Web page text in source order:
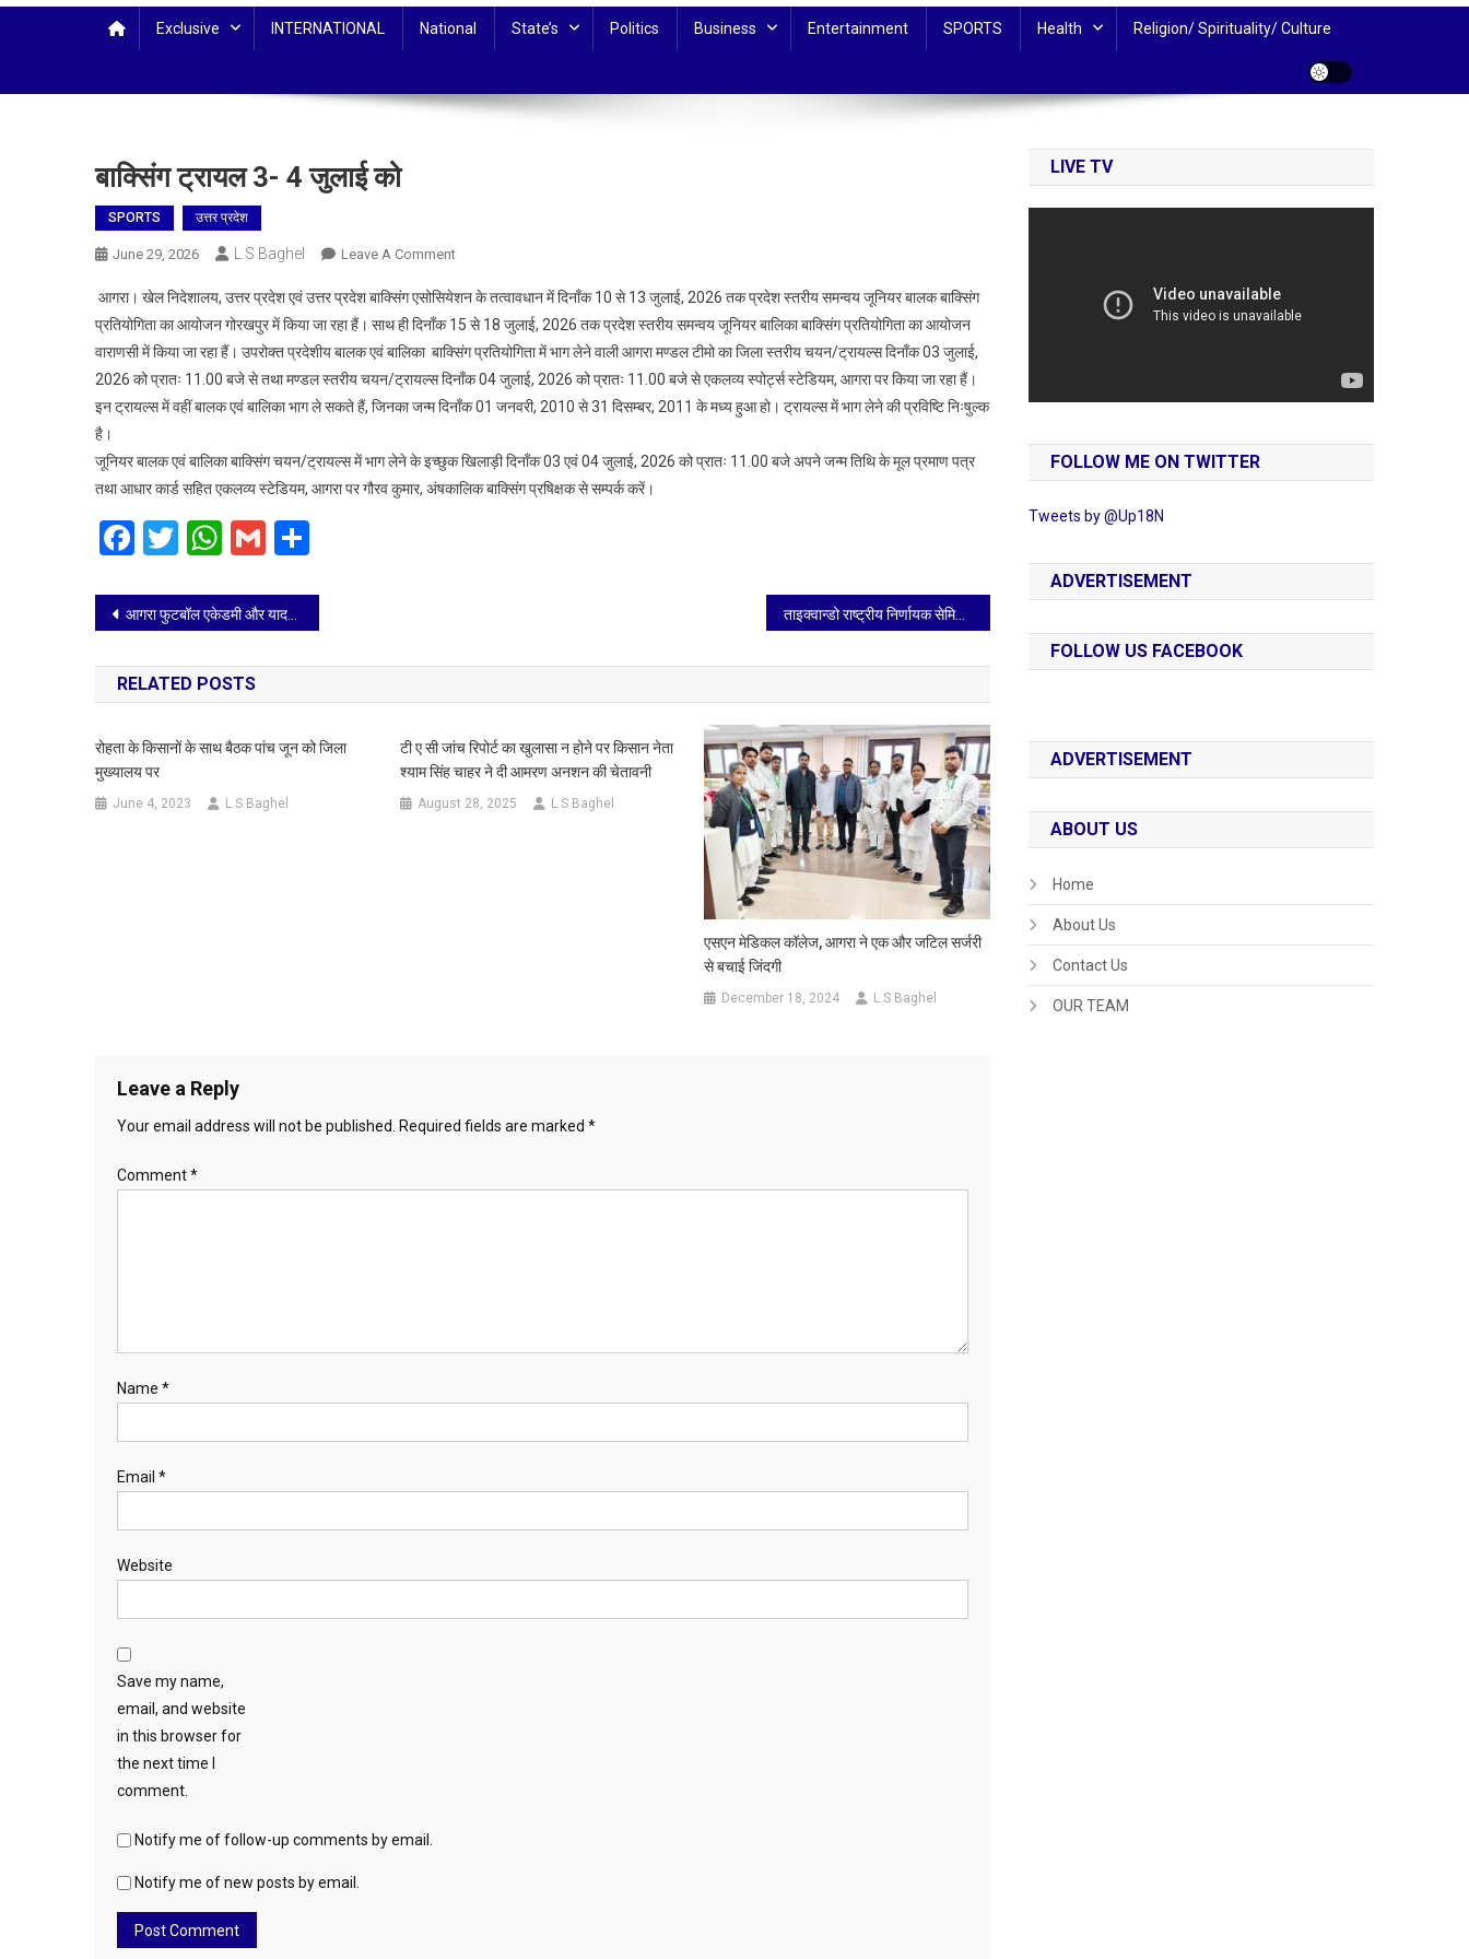
Exclusive INTERNATIONAL National State’s Politics Business Entertainment SPORTS Health Religion/ Spirituality/ Culture
बाक्सिंग ट्रायल 3- 4 जुलाई को
SPORTS उत्तर प्रदेश
June 29, 2026 L.S Baghel Leave A CommentOn
ट्रायल
3-
4
जुलाई
को
आगरा। खेल निदेशालय, उत्तर प्रदेश एवं उत्तर प्रदेश बाक्सिंग एसोसियेशन के तत्वावधान में दिनॉंक 10 से 13 जुलाई, 2026 तक प्रदेश स्तरीय समन्वय जूनियर बालक बाक्सिंग
प्रतियोगिता का आयोजन गोरखपुर में किया जा रहा हैं। साथ ही दिनॉंक 15 से 18 जुलाई, 2026 तक प्रदेश स्तरीय समन्वय जूनियर बालिका बाक्सिंग प्रतियोगिता का आयोजन
वाराणसी में किया जा रहा हैं। उपरोक्त प्रदेशीय बालक एवं बालिका बाक्सिंग प्रतियोगिता में भाग लेने वाली आगरा मण्डल टीमो का जिला स्तरीय चयन/ट्रायल्स दिनॉंक 03 जुलाई,
2026 को प्रातः 11.00 बजे से तथा मण्डल स्तरीय चयन/ट्रायल्स दिनॉंक 04 जुलाई, 2026 को प्रातः 11.00 बजे से एकलव्य स्पोर्ट्स स्टेडियम, आगरा पर किया जा रहा हैं।
इन ट्रायल्स में वहीं बालक एवं बालिका भाग ले सकते हैं, जिनका जन्म दिनॉंक 01 जनवरी, 2010 से 31 दिसम्बर, 2011 के मध्य हुआ हो। ट्रायल्स में भाग लेने की प्रविष्टि निःषुल्क
है।
जूनियर बालक एवं बालिका बाक्सिंग चयन/ट्रायल्स में भाग लेने के इच्छुक खिलाड़ी दिनॉंक 03 एवं 04 जुलाई, 2026 को प्रातः 11.00 बजे अपने जन्म तिथि के मूल प्रमाण पत्र
तथा आधार कार्ड सहित एकलव्य स्टेडियम, आगरा पर गौरव कुमार, अंषकालिक बाक्सिंग प्रषिक्षक से सम्पर्क करें।
Facebook
Twitter
WhatsApp
Gmail
Post
navigation
आगरा फुटबॉल एकेडमी और यादव एफसी ने दर्ज की शानदार जीत ताइक्वान्डो राष्ट्रीय निर्णायक सेमिनार में आगरा के रिकॉर्ड 19 खिलाड़ियों ने किया प्रतिभाग
RELATED POSTS
रोहता के किसानों के साथ बैठक पांच जून को जिला
मुख्यालय पर
June 4, 2023 L.S Baghel
टी ए सी जांच रिपोर्ट का खुलासा न होने पर किसान नेता
श्याम सिंह चाहर ने दी आमरण अनशन की चेतावनी
August 28, 2025 L.S Baghel
एसएन मेडिकल कॉलेज, आगरा ने एक और जटिल सर्जरी
से बचाई जिंदगी
December 18, 2024 L.S Baghel
Leave a Reply
Your email address will not be published. Required fields are marked *
Comment*
Name *
Email *
Website
Save my name,
email, and website
in this browser for
the next time I
comment.
Notify me of follow-up comments by email.
Notify me of new posts by email.
LIVE TV
FOLLOW ME ON TWITTER
Tweets by @Up18N
ADVERTISEMENT
FOLLOW US FACEBOOK
ADVERTISEMENT
ABOUT US
Home
About Us
Contact Us
OUR TEAM